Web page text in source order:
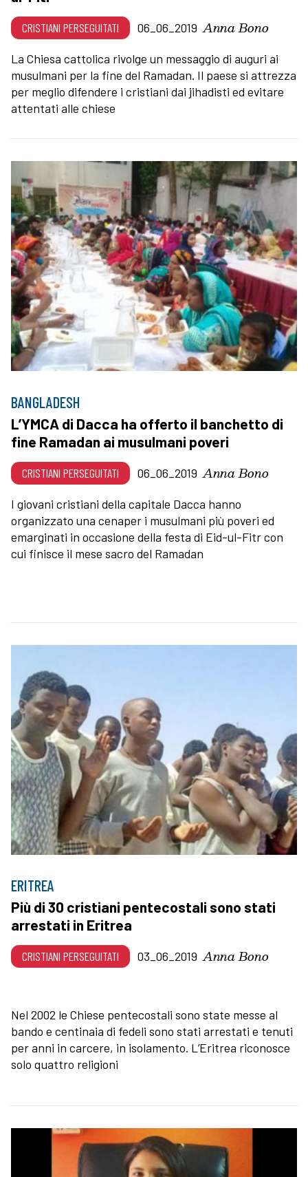
CRISTIANI PERSEGUITATI 06_06_2019 Anna Bono
La Chiesa cattolica rivolge un messaggio di auguri ai
musulmani per la fine del Ramadan. Il paese si attrezza
per meglio difendere i cristiani dai jihadisti ed evitare
attentati alle chiese
BANGLADESH
L’YMCA di Dacca ha offerto il banchetto di
fine Ramadan ai musulmani poveri
CRISTIANI PERSEGUITATI 06_06_2019 Anna Bono
I giovani cristiani della capitale Dacca hanno
organizzato una cenaper i musulmani più poveri ed
emarginati in occasione della festa di Eid-ul-Fitr con
cui finisce il mese sacro del Ramadan
ERITREA
Più di 30 cristiani pentecostali sono stati
arrestati in Eritrea
CRISTIANI PERSEGUITATI 03_06_2019 Anna Bono
Nel 2002 le Chiese pentecostali sono state messe al
bando e centinaia di fedeli sono stati arrestati e tenuti
per anni in carcere, in isolamento. L’Eritrea riconosce
solo quattro religioni